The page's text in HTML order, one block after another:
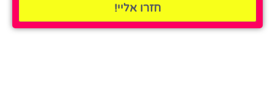
חזרו אליי!